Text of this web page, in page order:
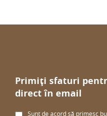
Primiți sfaturi
direct în email
Sunt de acord să primesc